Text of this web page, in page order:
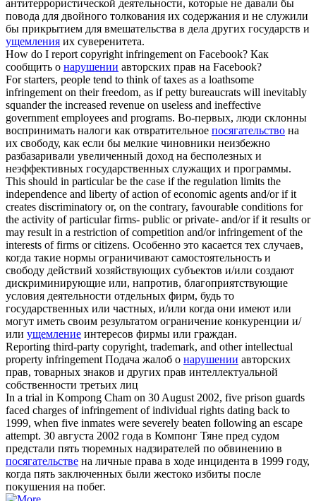
антитеррористической деятельности, которые не давали бы
повода для двойного толкования их содержания и не служили
бы прикрытием для вмешательства в дела других государств и
ущемления их суверенитета.
How do I report copyrightinfringementon Facebook? Как
сообщить о нарушении авторских прав на Facebook?
For starters, people tend to think of taxes as a loathsome
infringementon their freedom, as if petty bureaucrats will inevitably
squander the increased revenue on useless and ineffective
government employees and programs. Во-первых, люди склонны
воспринимать налоги как отвратительное посягательство на
их свободу, как если бы мелкие чиновники неизбежно
разбазаривали увеличенный доход на бесполезных и
неэффективных государственных служащих и программы.
This should in particular be the case if the regulation limits the
independence and liberty of action of economic agents and/or if it
creates discriminatory or, on the contrary, favourable conditions for
the activity of particular firms- public or private- and/or if it results or
may result in a restriction of competition and/orinfringementof the
interests of firms or citizens. Особенно это касается тех случаев,
когда такие нормы ограничивают самостоятельность и
свободу действий хозяйствующих субъектов и/или создают
дискриминирующие или, напротив, благоприятствующие
условия деятельности отдельных фирм, будь то
государственных или частных, и/или когда они имеют или
могут иметь своим результатом ограничение конкуренции и/
или ущемление интересов фирмы или граждан.
Reporting third-party copyright, trademark, and other intellectual
property infringement Подача жалоб о нарушении авторских
прав, товарных знаков и других прав интеллектуальной
собственности третьих лиц
In a trial in Kompong Cham on 30 August 2002, five prison guards
faced charges ofinfringementof individual rights dating back to
1999, when five inmates were severely beaten following an escape
attempt. 30 августа 2002 года в Компонг Тяне пред судом
предстали пять тюремных надзирателей по обвинению в
посягательстве на личные права в ходе инцидента в 1999 году,
когда пять заключенных были жестоко избиты после
покушения на побег.